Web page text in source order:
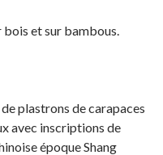
et sur bambous.
plastrons de carapaces
avec inscriptions de
époque Shang